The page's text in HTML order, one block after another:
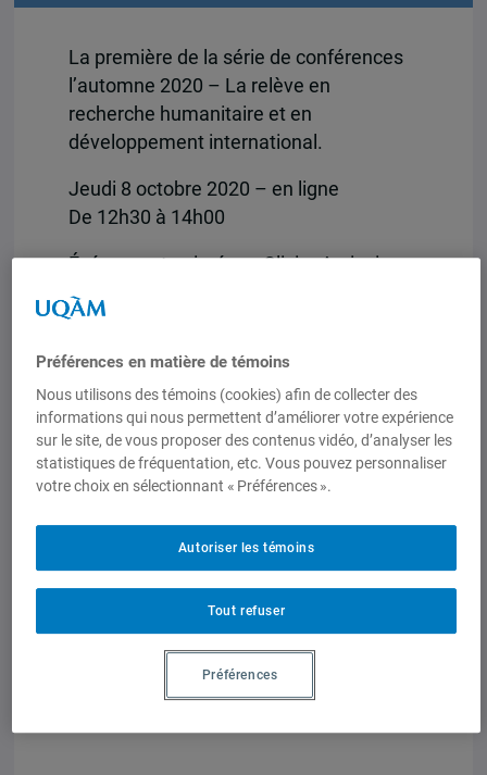
La première de la série de conférences
l’automne 2020 – La relève en
recherche humanitaire et en
développement international.
Jeudi 8 octobre 2020 – en ligne
De 12h30 à 14h00
Événement animé par Olivier Arvisais,
professeur au Département de
didactique de l’UQAM et directeur
Gratuit, mais inscriptions obligatoires.
Au programme:
– L’optimisation des cliniques mobiles
Rosemarie Santa Gonzalez;
– La résistance des acteurs du Sud et
l’émergence de pratiques locales par
Marie-Claude Savard.
et beaucoup d’autres…
Préférences en matière de témoins
Nous utilisons des témoins (cookies) afin de collecter des
informations qui nous permettent d’améliorer votre expérience
sur le site, de vous proposer des contenus vidéo, d’analyser les
statistiques de fréquentation, etc. Vous pouvez personnaliser
votre choix en sélectionnant « Préférences ».
Tout refuser
Autoriser les témoins
Préférences